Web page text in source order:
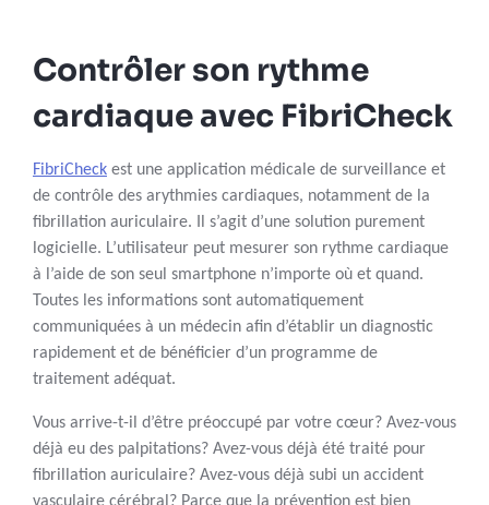
Contrôler son rythme
cardiaque avec FibriCheck
FibriCheck est une application médicale de surveillance et
de contrôle des arythmies cardiaques, notamment de la
fibrillation auriculaire. Il s’agit d’une solution purement
logicielle. L’utilisateur peut mesurer son rythme cardiaque
à l’aide de son seul smartphone n’importe où et quand.
Toutes les informations sont automatiquement
communiquées à un médecin afin d’établir un diagnostic
rapidement et de bénéficier d’un programme de
traitement adéquat.
Vous arrive-t-il d’être préoccupé par votre cœur? Avez-vous
déjà eu des palpitations? Avez-vous déjà été traité pour
fibrillation auriculaire? Avez-vous déjà subi un accident